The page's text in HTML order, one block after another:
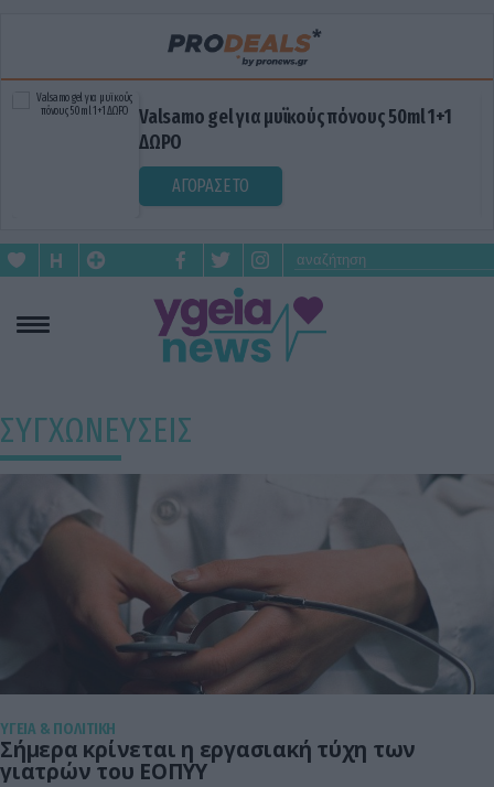
Valsamo gel για μυϊκούς πόνους 50ml 1+1
ΔΩΡΟ
ΑΓΟΡΑΣΕ ΤΟ
ΣΥΓΧΩΝΕΥΣΕΙΣ
ΥΓΕΙΑ & ΠΟΛΙΤΙΚΗ
Σήμερα κρίνεται η εργασιακή τύχη των
γιατρών του ΕΟΠΥΥ